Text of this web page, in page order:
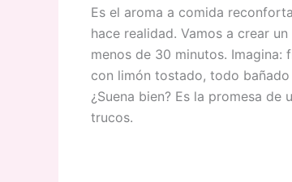
Es el aroma a comida
hace realidad. Vamos a crear
menos de 30 minutos. Imagina:
con limón tostado, todo
¿Suena bien? Es la promesa
trucos.